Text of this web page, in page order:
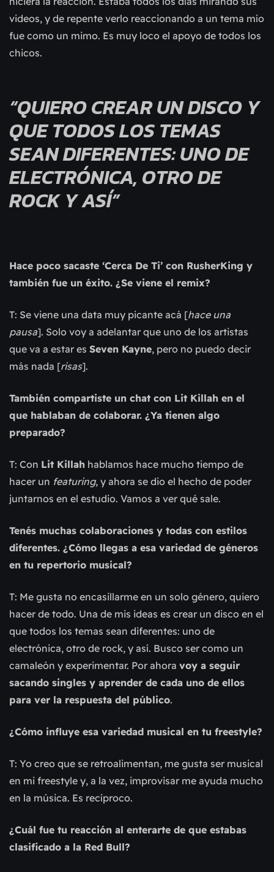
videos, y de repente verlo reaccionando a un tema mío
fue como un mimo. Es muy loco el apoyo de todos los
chicos.
“QUIERO CREAR UN DISCO Y
QUE TODOS LOS TEMAS
SEAN DIFERENTES: UNO DE
ELECTRÓNICA, OTRO DE
ROCK Y ASÍ”
Hace poco sacaste ‘Cerca De Ti’ con RusherKing y
también fue un éxito. ¿Se viene el remix?
T: Se viene una data muy picante acá [hace una
pausa]. Solo voy a adelantar que uno de los artistas
que va a estar es Seven Kayne, pero no puedo decir
más nada [risas].
También compartiste un chat con Lit Killah en el
que hablaban de colaborar. ¿Ya tienen algo
preparado?
T: Con Lit Killah hablamos hace mucho tiempo de
hacer un featuring, y ahora se dio el hecho de poder
juntarnos en el estudio. Vamos a ver qué sale.
Tenés muchas colaboraciones y todas con estilos
diferentes. ¿Cómo llegas a esa variedad de géneros
en tu repertorio musical?
T: Me gusta no encasillarme en un solo género, quiero
hacer de todo. Una de mis ideas es crear un disco en el
que todos los temas sean diferentes: uno de
electrónica, otro de rock, y así. Busco ser como un
camaleón y experimentar. Por ahora voy a seguir
sacando singles y aprender de cada uno de ellos
para ver la respuesta del público.
¿Cómo influye esa variedad musical en tu freestyle?
T: Yo creo que se retroalimentan, me gusta ser musical
en mi freestyle y, a la vez, improvisar me ayuda mucho
en la música. Es recíproco.
¿Cuál fue tu reacción al enterarte de que estabas
clasificado a la Red Bull?